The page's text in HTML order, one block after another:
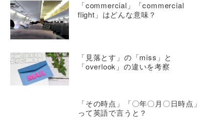
「commercial」「commercial
flight」はどんな意味？
「見落とす」の「miss」と
「overlook」の違いを考察
「その時点」「〇年〇月〇日時点」
って英語で言うと？